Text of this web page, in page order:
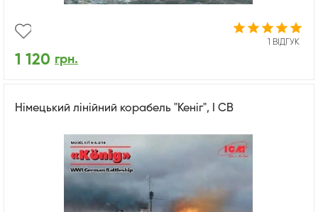
1 ВІДГУК
1 120 грн.
Німецький лінійний корабель "Кеніг", І СВ